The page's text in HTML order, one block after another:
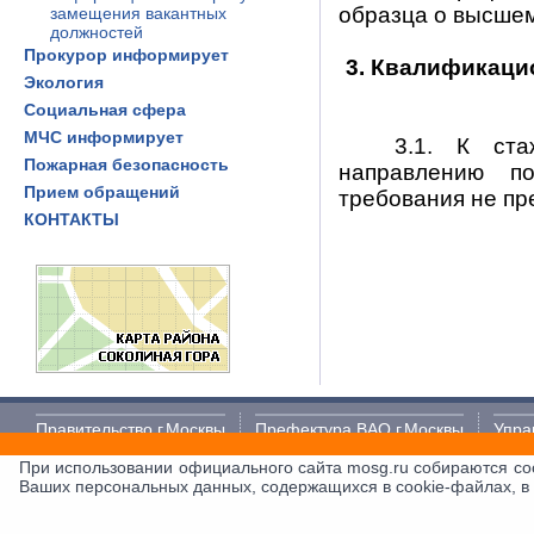
замещения вакантных
должностей
Прокурор информирует
Экология
Социальная сфера
МЧС информирует
Пожарная безопасность
Прием обращений
КОНТАКТЫ
образца о
3.
3.1. К
направлению
требования не
Правительство г.Москвы Префектура ВАО г.Москвы
Политика в отношении обработки и защиты персональных
При использовании официального сайта mosg.ru собираются
Ваших персональных данных, содержащихся в cookie-файлах,